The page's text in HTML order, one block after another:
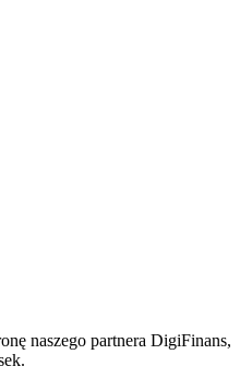
naszego partnera DigiFinans,